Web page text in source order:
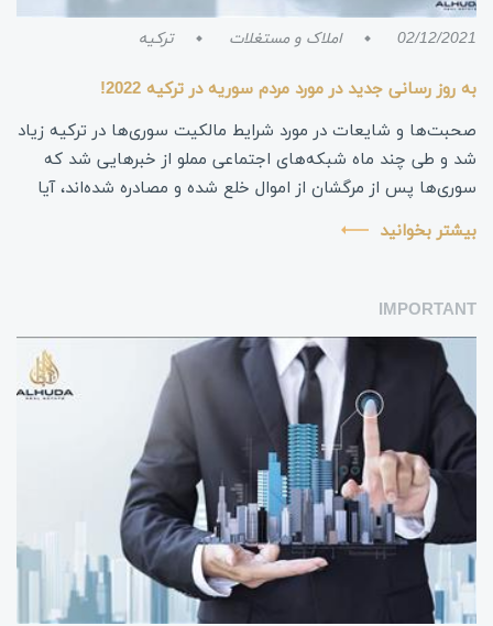
02/12/2021 املاک و مستغلات ترکیه
به روز رسانی جدید در مورد مردم سوریه در ترکیه 2022!
صحبت‌ها و شایعات در مورد شرایط مالکیت سوری‌ها در ترکیه زیاد
شد و طی چند ماه شبکه‌های اجتماعی مملو از خبرهایی شد که
سوری‌ها پس از مرگشان از اموال خلع شده و مصادره شده‌اند، آیا
بیشتر بخوانید
IMPORTANT